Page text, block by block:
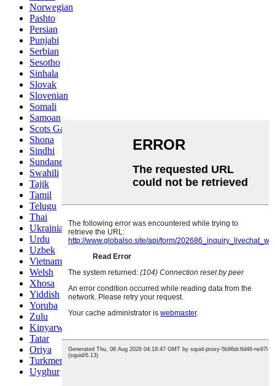
Norwegian
Pashto
Persian
Punjabi
Serbian
Sesotho
Sinhala
Slovak
Slovenian
Somali
Samoan
Scots Gaelic
Shona
Sindhi
Sundanese
Swahili
Tajik
Tamil
Telugu
Thai
Ukrainian
Urdu
Uzbek
Vietnamese
Welsh
Xhosa
Yiddish
Yoruba
Zulu
Kinyarwanda
Tatar
Oriya
Turkmen
Uyghur